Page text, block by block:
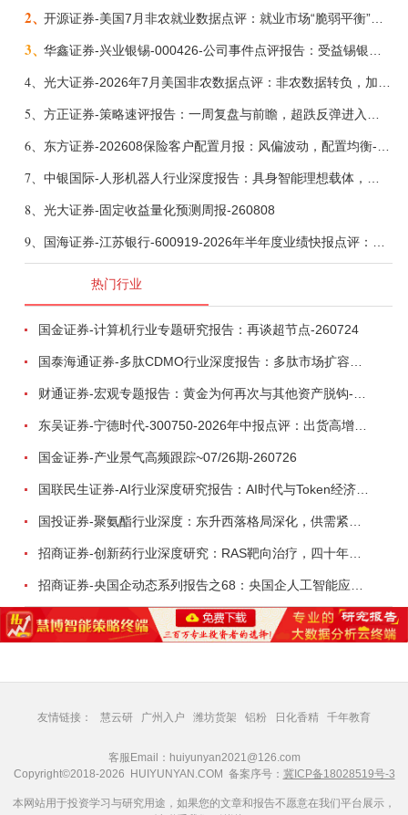
2、 开源证券-美国7月非农就业数据点评：就业市场“脆弱平衡”，美联储加息动力并不高-260808
3、
4、
5、
6、
7、
8、 光大证券-固定收益量化预测周报-260808
9、
热门行业
国金证券-计算机行业专题研究报告：再谈超节点-260724
东吴证券-宁德时代-300750-2026年中报点评：出货高增业绩稳健，回购彰显龙头信心-260726
国金证券-产业景气高频跟踪~07/26期-260726
国联民生证券-AI行业深度研究报告：AI时代与Token经济，从技术符号到数字石油-260801
招商证券-创新药行业深度研究：RAS靶向治疗，四十年不可成药的终结，与终结之后的治疗格局演化-260805
友情链接： 慧云研 广州入户 潍坊货架 铝粉 日化香精 千年教育
客服Email：huiyunyan2021@126.com
Copyright©2018-2026 HUIYUNYAN.COM 备案序号： 冀ICP备18028519号-3
本网站用于投资学习与研究用途，如果您的文章和报告不愿意在我们平台展示，